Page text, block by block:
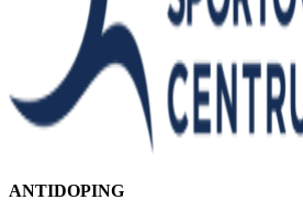
ANTIDOPING